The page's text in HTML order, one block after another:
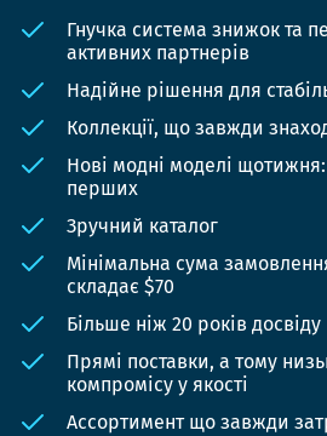
Гнучка система знижок та
активних партнерів
Надійне рішення для
Коллекції, що завжди
Нові модні моделі
перших
Зручний каталог
Мінімальна сума
складає $70
Більше ніж 20 років досвіду
Прямі поставки, а тому
компромісу у якості
Ассортимент що завжди